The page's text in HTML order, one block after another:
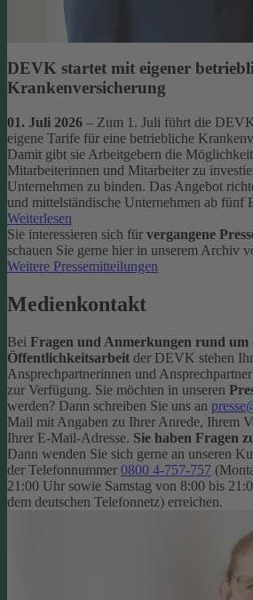
DEVK startet mit eigener
Krankenversicherung
01. Juli 2026 – Zum 1. Juli führt die
eigene Tarife für eine betriebliche
Damit gibt sie Arbeitgebern die
Mitarbeiterinnen und Mitarbeiter zu
Unternehmen zu binden. Das Angebot
und mittelständische Unternehmen ab fünf
Weiterlesen
Sie interessieren sich für vergangene
schauen Sie gerne hier in unserem Archiv
Weitere Pressemitteilungen
Medienkontakt
Bei Fragen und Anmerkungen rund um
Öffentlichkeitsarbeit der DEVK stehen
Ansprechpartnerinnen und
zur Verfügung. Sie möchten in unseren
werden? Dann schreiben Sie uns an
Mail mit Angaben zu Ihrer Anrede, Ihrem
Ihrer E-Mail-Adresse. Sie haben Fragen
Dann wenden Sie sich gerne an unseren
der Telefonnummer 0800 4-757-757
21:00 Uhr sowie Samstag von 8:00 bis
dem deutschen Telefonnetz) erreichen.